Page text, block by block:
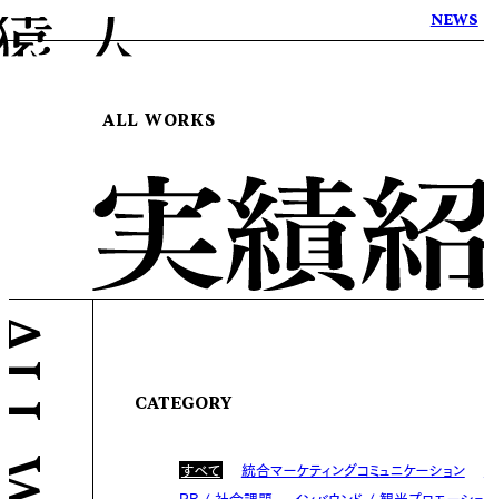
NEWS
ALL WORKS
CATEGORY
すべて 統合マーケティングコミュニケーション